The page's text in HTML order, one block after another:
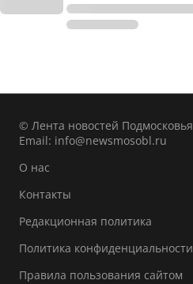
© Лента новостей Подмосковья
Email: info@newsmosobl.ru
О нас
Контакты
Редакционная политика
Политика конфиденциальности
Правила пользования сайтом